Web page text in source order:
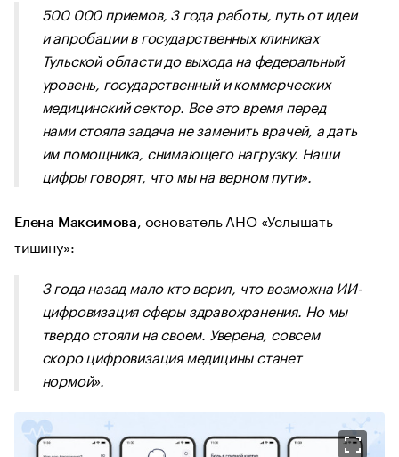
500 000 приемов, 3 года работы, путь от идеи
и апробации в государственных клиниках
Тульской области до выхода на федеральный
уровень, государственный и коммерческих
медицинский сектор. Все это время перед
нами стояла задача не заменить врачей, а дать
им помощника, снимающего нагрузку. Наши
цифры говорят, что мы на верном пути»
Елена Максимова
, основатель АНО «Услышать
тишину»:
3 года назад мало кто верил, что возможна ИИ-
цифровизация сферы здравохранения. Но мы
твердо стояли на своем. Уверена, совсем
скоро цифровизация медицины станет
нормой»